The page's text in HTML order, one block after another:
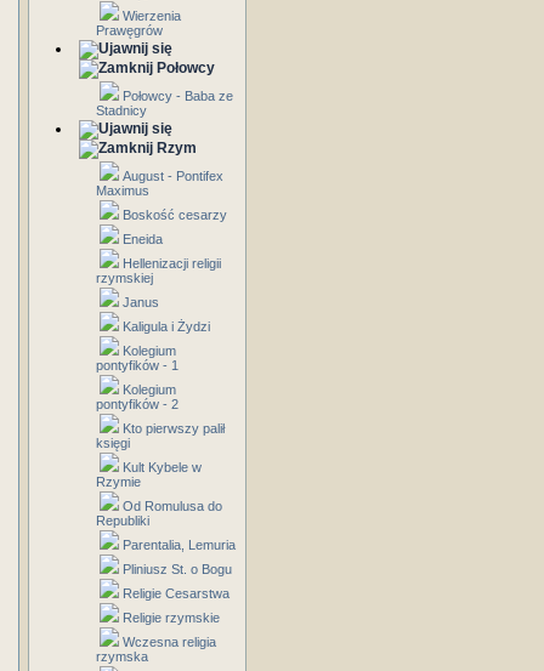
Wierzenia
Prawęgrów
Połowcy
Połowcy - Baba ze
Stadnicy
Rzym
August - Pontifex
Maximus
Boskość cesarzy
Eneida
Hellenizacji religii
rzymskiej
Janus
Kaligula i Żydzi
Kolegium
pontyfików - 1
Kolegium
pontyfików - 2
Kto pierwszy palił
księgi
Kult Kybele w
Rzymie
Od Romulusa do
Republiki
Parentalia, Lemuria
Pliniusz St. o Bogu
Religie Cesarstwa
Religie rzymskie
Wczesna religia
rzymska